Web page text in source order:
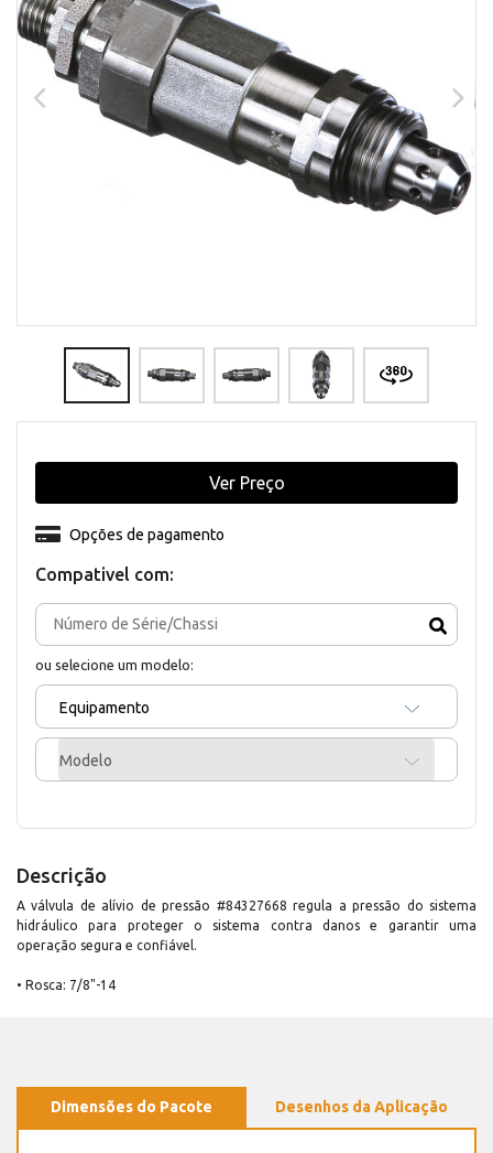
Compativel com:
ou selecione um modelo:
Equipamento
Modelo
Opções de pagamento
Ver Preço
Descrição
A válvula de alívio de pressão #84327668 regula a pressão do sistema
hidráulico para proteger o sistema contra danos e garantir uma
operação segura e confiável.
• Rosca: 7/8"-14
Dimensões do Pacote Desenhos da Aplicação